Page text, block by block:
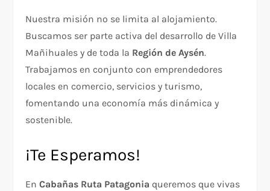
Nuestra misión no se limita al alojamiento.
Buscamos ser parte activa del desarrollo de Villa
Mañihuales y de toda la Región de Aysén.
Trabajamos en conjunto con emprendedores
locales en comercio, servicios y turismo,
fomentando una economía más dinámica y
sostenible.
¡Te Esperamos!
EnCabañas Ruta Patagonia queremos que vivas